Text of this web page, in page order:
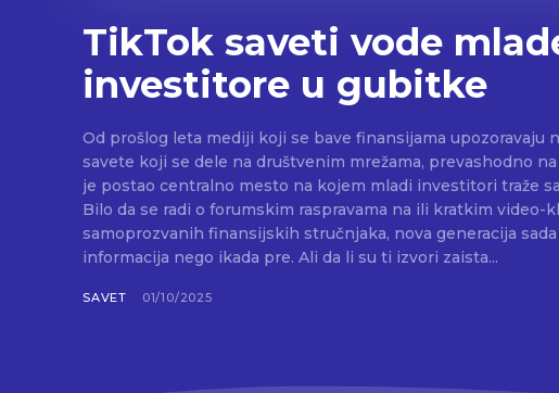
TikTok saveti vode
investitore u gubitke
Od prošlog leta mediji koji se bave finansijama upozoravaju
savete koji se dele na društvenim mrežama, prevashodno na
je postao centralno mesto na kojem mladi investitori traže
Bilo da se radi o forumskim raspravama na ili kratkim video-
samoprozvanih finansijskih stručnjaka, nova generacija sada
informacija nego ikada pre. Ali da li su ti izvori zaista...
SAVET 01/10/2025